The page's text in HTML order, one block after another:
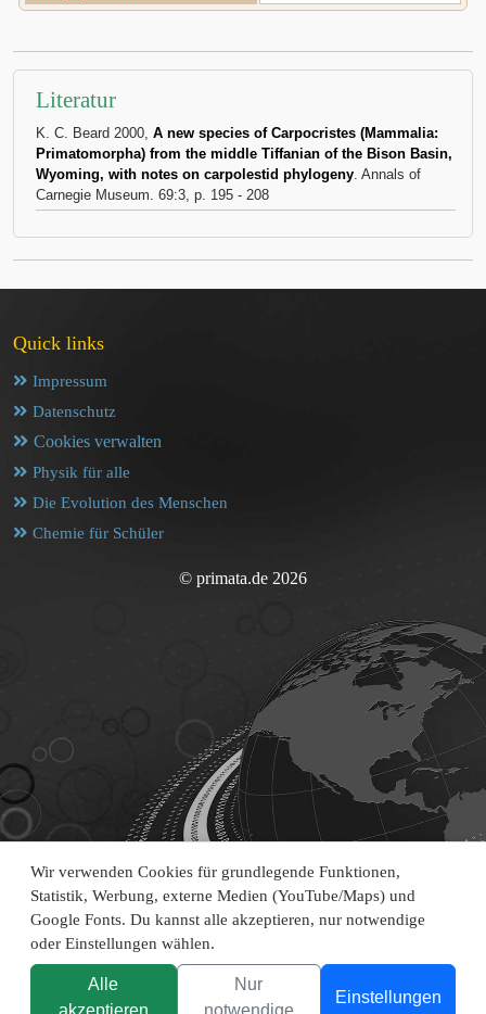
Wir verwenden Cookies für grundlegende Funktionen,
Statistik, Werbung, externe Medien (YouTube/Maps) und
Google Fonts. Du kannst alle akzeptieren, nur notwendige
oder Einstellungen wählen.
Alle
akzeptieren
Nur
notwendige
Einstellungen
Literatur
K. C. Beard 2000, A new species of Carpocristes (Mammalia:
Primatomorpha) from the middle Tiffanian of the Bison Basin,
Wyoming, with notes on carpolestid phylogeny. Annals of
Carnegie Museum. 69:3, p. 195 - 208
Quick links
Impressum
Datenschutz
Cookies verwalten
Physik für alle
Die Evolution des Menschen
Chemie für Schüler
© primata.de 2026